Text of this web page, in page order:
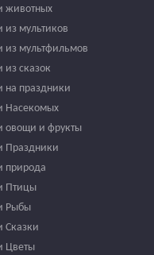
животных
из мультиков
из мультфильмов
из сказок
на праздники
Насекомых
овощи и фрукты
Праздники
природа
Птицы
Рыбы
Сказки
Цветы